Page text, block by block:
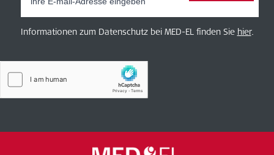
Informationen zum Datenschutz bei MED-EL finden Sie hier.